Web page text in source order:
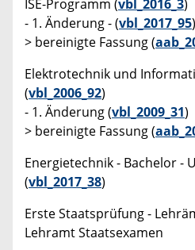
ISE-Programm (vbl_2016_3)
- 1. Änderung - (vbl_2017_95)
> bereinigte Fassung (
Elektrotechnik und
(vbl_2006_92)
- 1. Änderung (vbl_2009_31)
> bereinigte Fassung (
Energietechnik - Bachelor -
(vbl_2017_38)
Erste Staatsprüfung -
Lehramt Staatsexamen